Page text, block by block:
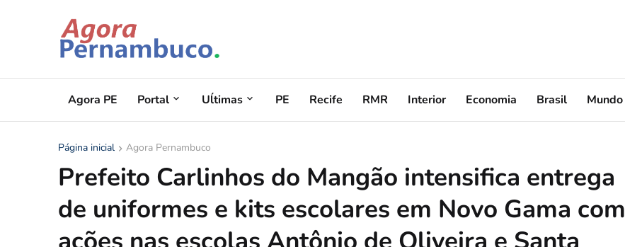
Agora PE Portal Uĺtimas PE Recife RMR Interior Economia Brasil Mundo
Página inicial Agora Pernambuco
Prefeito Carlinhos do Mangão intensifica entrega
de uniformes e kits escolares em Novo Gama com